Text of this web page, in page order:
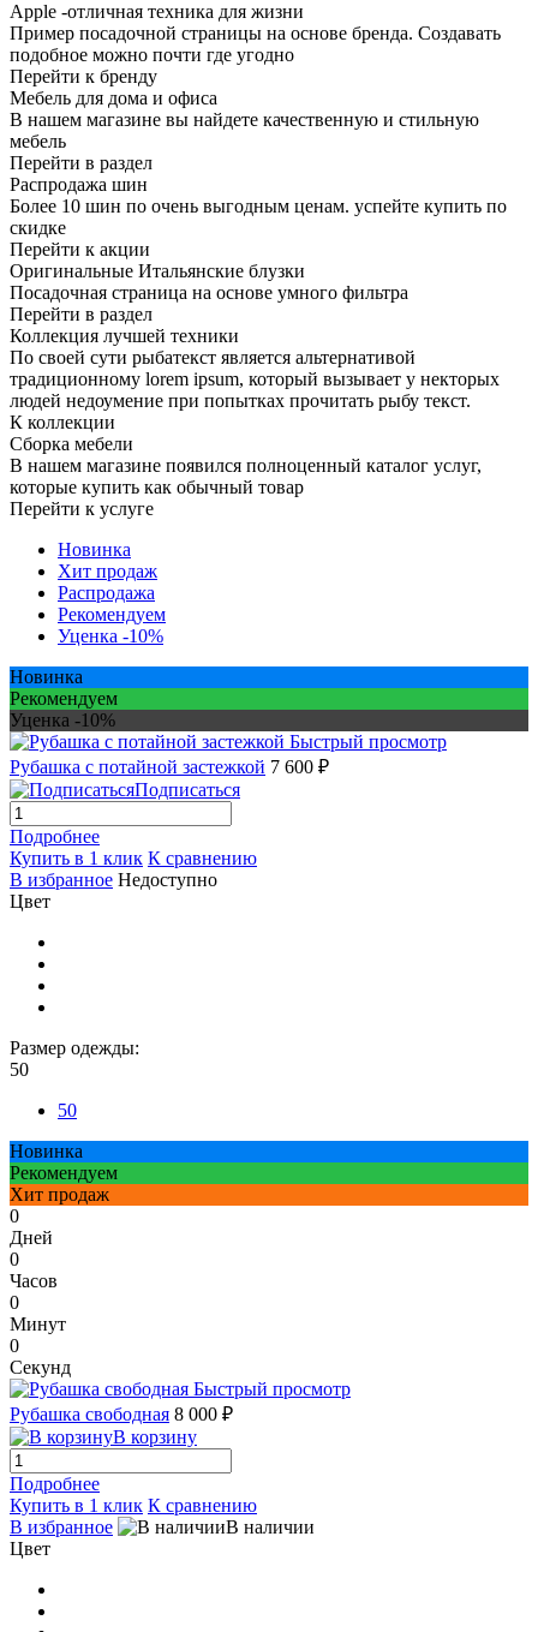
Apple -отличная техника для жизни
Пример посадочной страницы на основе бренда. Создавать
подобное можно почти где угодно
Перейти к бренду
Мебель для дома и офиса
В нашем магазине вы найдете качественную и стильную
мебель
Перейти в раздел
Распродажа шин
Более 10 шин по очень выгодным ценам. успейте купить по
скидке
Перейти к акции
Оригинальные Итальянские блузки
Посадочная страница на основе умного фильтра
Перейти в раздел
Коллекция лучшей техники
По своей сути рыбатекст является альтернативой
традиционному lorem ipsum, который вызывает у некторых
людей недоумение при попытках прочитать рыбу текст.
К коллекции
Сборка мебели
В нашем магазине появился полноценный каталог услуг,
которые купить как обычный товар
Перейти к услуге
Новинка
Хит продаж
Распродажа
Рекомендуем
Уценка -10%
Новинка
Рекомендуем
Уценка -10%
Быстрый просмотр
Рубашка с потайной застежкой 7 600 ₽
Подписаться
Подробнее
Купить в 1 клик К сравнению
В избранное Недоступно
Цвет
Размер одежды:
50
50
Новинка
Рекомендуем
Хит продаж
0
Дней
0
Часов
0
Минут
0
Секунд
Быстрый просмотр
Рубашка свободная 8 000 ₽
В корзину
Подробнее
Купить в 1 клик К сравнению
В избранное
В наличии
Цвет